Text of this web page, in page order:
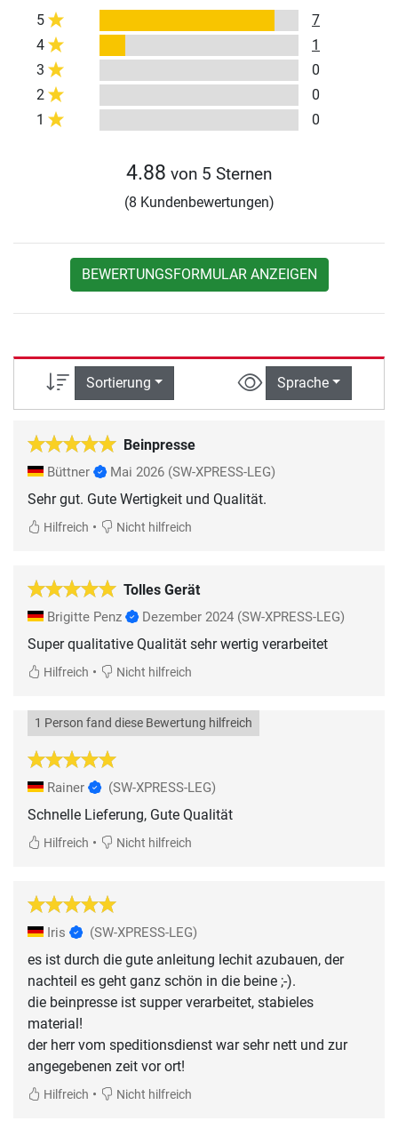
5
7
4
1
3
0
2
0
1
0
4.88 von 5 Sternen
(8 Kundenbewertungen)
BEWERTUNGSFORMULAR ANZEIGEN
Sortierung Sprache
Beinpresse
Büttner Mai 2026 (SW-XPRESS-LEG)
Sehr gut. Gute Wertigkeit und Qualität.
Hilfreich • Nicht hilfreich
Tolles Gerät
Brigitte Penz Dezember 2024 (SW-XPRESS-LEG)
Super qualitative Qualität sehr wertig verarbeitet
Hilfreich • Nicht hilfreich
1 Person fand diese Bewertung hilfreich
Rainer (SW-XPRESS-LEG)
Schnelle Lieferung, Gute Qualität
Hilfreich • Nicht hilfreich
Iris (SW-XPRESS-LEG)
es ist durch die gute anleitung lechit azubauen, der
nachteil es geht ganz schön in die beine ;-).
die beinpresse ist supper verarbeitet, stabieles
material!
der herr vom speditionsdienst war sehr nett und zur
angegebenen zeit vor ort!
Hilfreich • Nicht hilfreich